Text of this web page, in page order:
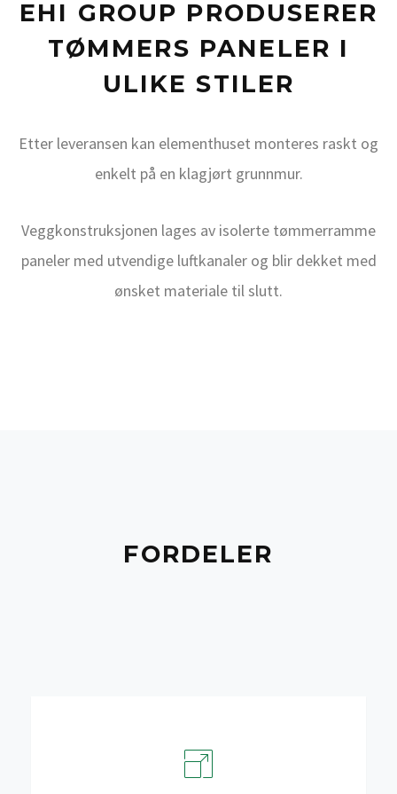
EHI GROUP PRODUSERER
TØMMERS PANELER I
ULIKE STILER
Etter leveransen kan elementhuset monteres raskt og
enkelt på en klagjørt grunnmur.
Veggkonstruksjonen lages av isolerte tømmerramme
paneler med utvendige luftkanaler og blir dekket med
ønsket materiale til slutt.
FORDELER